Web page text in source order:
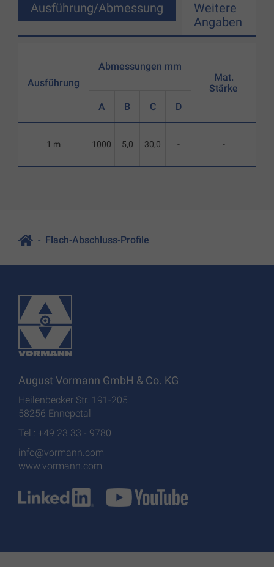
Ausführung/Abmessung
Weitere
Angaben
Ausführung
1 m
Abmessungen mm
A B C D
1000 5,0 30,0 -
Mat.
Stärke
-
Flach-Abschluss-Profile
August Vormann GmbH & Co. KG
Heilenbecker Str. 191-205
58256 Ennepetal
Tel.: +49 23 33 - 9780
info@vormann.com
www.vormann.com